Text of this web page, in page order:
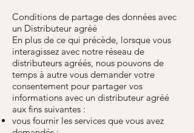
Conditions de partage des données avec
un Distributeur agréé
En plus de ce qui précède, lorsque vous
interagissez avec notre réseau de
distributeurs agréés, nous pouvons de
temps à autre vous demander votre
consentement pour partager vos
informations avec un distributeur agréé
aux fins suivantes :
vous fournir les services que vous avez